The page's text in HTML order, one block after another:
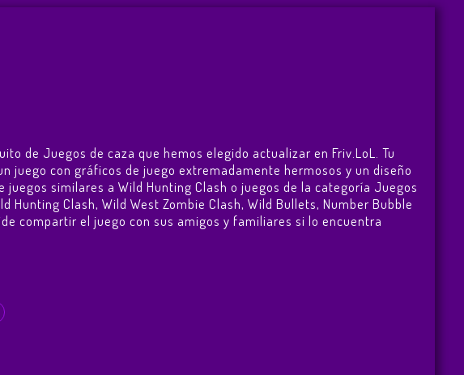
de Juegos de caza que hemos elegido actualizar en Friv.LoL. Tu
juego con gráficos de juego extremadamente hermosos y un diseño
juegos similares a Wild Hunting Clash o juegos de la categoría Juegos
Hunting Clash, Wild West Zombie Clash, Wild Bullets, Number Bubble
compartir el juego con sus amigos y familiares si lo encuentra